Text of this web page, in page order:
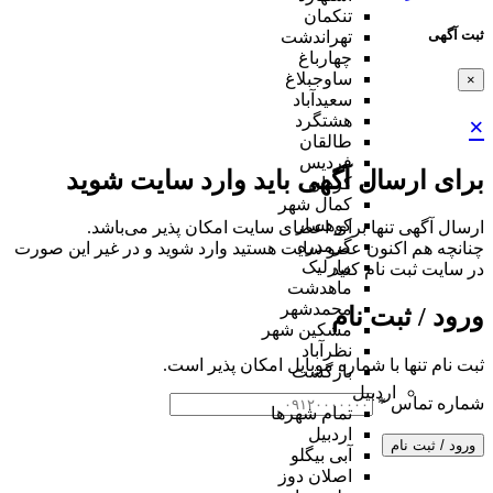
ثبت آگهی
×
×
برای ارسال آگهی باید وارد سایت شوید
ارسال آگهی تنها برای اعضای سایت امکان پذیر می‌باشد.
چنانچه هم‌ اکنون عضو سایت هستید وارد شوید و در غیر این صورت
در سایت ثبت نام کنید
ورود / ثبت نام
ثبت نام تنها با شماره موبایل امکان پذیر است.
شماره تماس*
ورود / ثبت نام
تنکمان
تهراندشت
چهارباغ
ساوجبلاغ
سعیدآباد
هشتگرد
طالقان
فردیس
کردان
کمال شهر
کوهسار
گرمدره
مارلیک
ماهدشت
محمدشهر
مشکین شهر
نظرآباد
بازگشت
اردبیل
تمام شهر‌ها
اردبیل
آبی بیگلو
اصلان دوز